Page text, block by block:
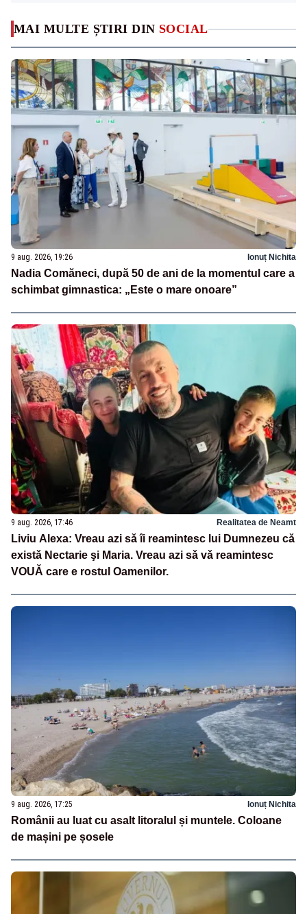
MAI MULTE ȘTIRI DIN SOCIAL
9 aug. 2026, 19:26 Ionuț Nichita
Nadia Comăneci, după 50 de ani de la momentul care a
schimbat gimnastica: „Este o mare onoare”
9 aug. 2026, 17:46 Realitatea de Neamt
Liviu Alexa: Vreau azi sǎ îi reamintesc lui Dumnezeu cǎ
existǎ Nectarie şi Maria. Vreau azi sǎ vǎ reamintesc
VOUǍ care e rostul Oamenilor.
9 aug. 2026, 17:25 Ionuț Nichita
Românii au luat cu asalt litoralul și muntele. Coloane
de mașini pe șosele